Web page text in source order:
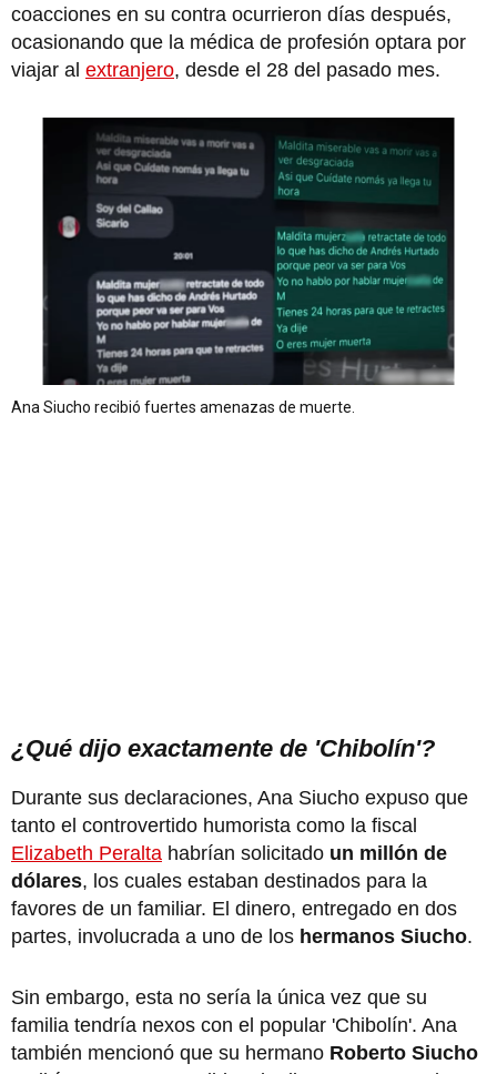
coacciones en su contra ocurrieron días después,
ocasionando que la médica de profesión optara por
viajar al extranjero, desde el 28 del pasado mes.
Ana Siucho recibió fuertes amenazas de muerte.
¿Qué dijo exactamente de 'Chibolín'?
Durante sus declaraciones, Ana Siucho expuso que
tanto el controvertido humorista como la fiscal
Elizabeth Peralta habrían solicitado un millón de
dólares, los cuales estaban destinados para la
favores de un familiar. El dinero, entregado en dos
partes, involucrada a uno de los hermanos Siucho.
Sin embargo, esta no sería la única vez que su
familia tendría nexos con el popular 'Chibolín'. Ana
también mencionó que su hermano Roberto Siucho